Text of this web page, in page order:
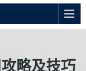
略及技巧